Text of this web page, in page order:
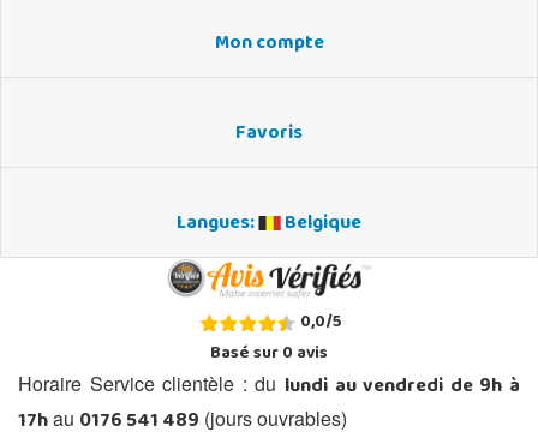
Mon compte
Favoris
Langues: Belgique
0,0/5
Basé sur0avis
Horaire Service clientèle : du lundi au vendredi de 9h à
17hau 0176 541 489 (jours ouvrables)